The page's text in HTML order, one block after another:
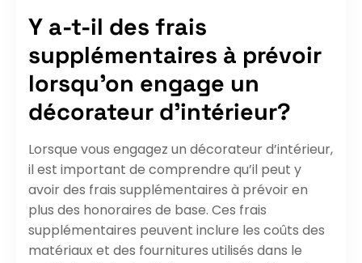
Y a-t-il des frais
supplémentaires à prévoir
lorsqu’on engage un
décorateur d’intérieur?
Lorsque vous engagez un décorateur d’intérieur,
il est important de comprendre qu’il peut y
avoir des frais supplémentaires à prévoir en
plus des honoraires de base. Ces frais
supplémentaires peuvent inclure les coûts des
matériaux et des fournitures utilisés dans le